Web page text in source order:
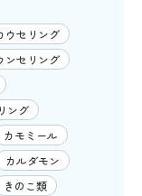
ウセリング
ンセリング
ング
カモミール
カルダモン
きのこ類